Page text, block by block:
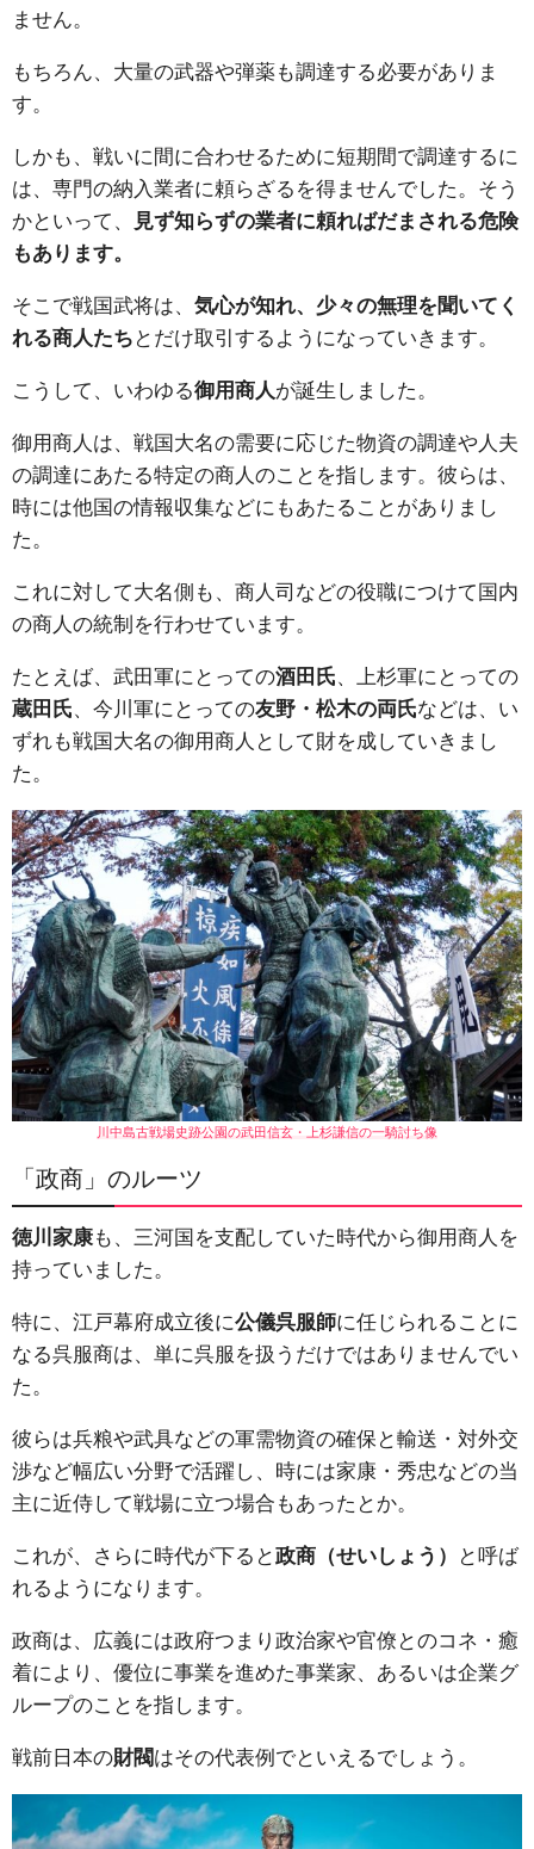
ません。
もちろん、大量の武器や弾薬も調達する必要がありま
す。
しかも、戦いに間に合わせるために短期間で調達するに
は、専門の納入業者に頼らざるを得ませんでした。そう
かといって、
見ず知らずの業者に頼ればだまされる危険
もあります。
そこで戦国武将は、 気心が知れ、少々の無理を聞いてく
れる商人たち とだけ取引するようになっていきます。
こうして、いわゆる御用商人が誕生しました。
御用商人は、戦国大名の需要に応じた物資の調達や人夫
の調達にあたる特定の商人のことを指します。彼らは、
時には他国の情報収集などにもあたることがありまし
た。
これに対して大名側も、商人司などの役職につけて国内
の商人の統制を行わせています。
たとえば、武田軍にとっての酒田氏、上杉軍にとっての
蔵田氏、今川軍にとっての友野・松木の両氏などは、い
ずれも戦国大名の御用商人として財を成していきまし
た。
川中島古戦場史跡公園の武田信玄・上杉謙信の一騎討ち像
「政商」のルーツ
徳川家康も、三河国を支配していた時代から御用商人を
持っていました。
特に、江戸幕府成立後に公儀呉服師に任じられることに
なる呉服商は、単に呉服を扱うだけではありませんでい
た。
彼らは兵粮や武具などの軍需物資の確保と輸送・対外交
渉など幅広い分野で活躍し、時には家康・秀忠などの当
主に近侍して戦場に立つ場合もあったとか。
これが、さらに時代が下ると政商（せいしょう）
と呼ば
れるようになります。
政商は、広義には政府つまり政治家や官僚とのコネ・癒
着により、優位に事業を進めた事業家、あるいは企業グ
ループのことを指します。
戦前日本の財閥はその代表例でといえるでしょう。